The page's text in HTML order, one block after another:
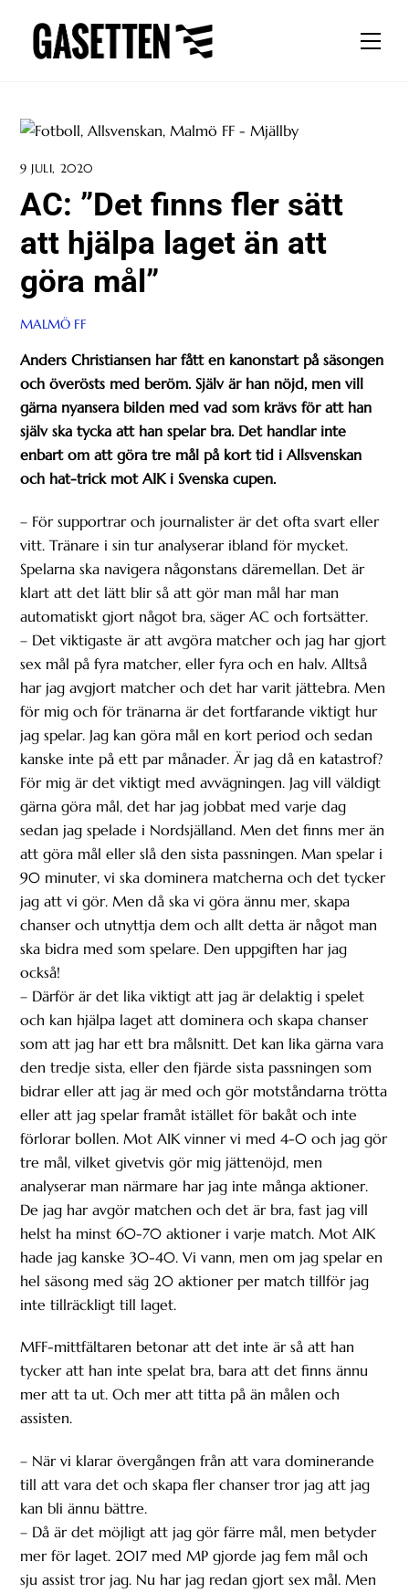
content
9 JULI, 2020
AC: ”Det finns fler sätt
att hjälpa laget än att
göra mål”
MALMÖ FF
Anders Christiansen har fått en kanonstart på säsongen
och överösts med beröm. Själv är han nöjd, men vill
gärna nyansera bilden med vad som krävs för att han
själv ska tycka att han spelar bra. Det handlar inte
enbart om att göra tre mål på kort tid i Allsvenskan
och hat-trick mot AIK i Svenska cupen.
– För supportrar och journalister är det ofta svart eller
vitt. Tränare i sin tur analyserar ibland för mycket.
Spelarna ska navigera någonstans däremellan. Det är
klart att det lätt blir så att gör man mål har man
automatiskt gjort något bra, säger AC och fortsätter.
– Det viktigaste är att avgöra matcher och jag har gjort
sex mål på fyra matcher, eller fyra och en halv. Alltså
har jag avgjort matcher och det har varit jättebra. Men
för mig och för tränarna är det fortfarande viktigt hur
jag spelar. Jag kan göra mål en kort period och sedan
kanske inte på ett par månader. Är jag då en katastrof?
För mig är det viktigt med avvägningen. Jag vill väldigt
gärna göra mål, det har jag jobbat med varje dag
sedan jag spelade i Nordsjälland. Men det finns mer än
att göra mål eller slå den sista passningen. Man spelar i
90 minuter, vi ska dominera matcherna och det tycker
jag att vi gör. Men då ska vi göra ännu mer, skapa
chanser och utnyttja dem och allt detta är något man
ska bidra med som spelare. Den uppgiften har jag
också!
– Därför är det lika viktigt att jag är delaktig i spelet
och kan hjälpa laget att dominera och skapa chanser
som att jag har ett bra målsnitt. Det kan lika gärna vara
den tredje sista, eller den fjärde sista passningen som
bidrar eller att jag är med och gör motståndarna trötta
eller att jag spelar framåt istället för bakåt och inte
förlorar bollen. Mot AIK vinner vi med 4-0 och jag gör
tre mål, vilket givetvis gör mig jättenöjd, men
analyserar man närmare har jag inte många aktioner.
De jag har avgör matchen och det är bra, fast jag vill
helst ha minst 60-70 aktioner i varje match. Mot AIK
hade jag kanske 30-40. Vi vann, men om jag spelar en
hel säsong med säg 20 aktioner per match tillför jag
inte tillräckligt till laget.
MFF-mittfältaren betonar att det inte är så att han
tycker att han inte spelat bra, bara att det finns ännu
mer att ta ut. Och mer att titta på än målen och
assisten.
– När vi klarar övergången från att vara dominerande
till att vara det och skapa fler chanser tror jag att jag
kan bli ännu bättre.
– Då är det möjligt att jag gör färre mål, men betyder
mer för laget. 2017 med MP gjorde jag fem mål och
sju assist tror jag. Nu har jag redan gjort sex mål. Men